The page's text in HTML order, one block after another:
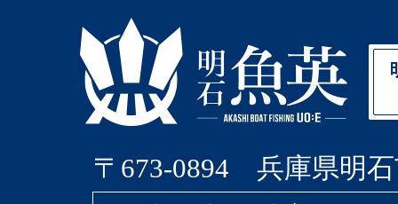
〒673-0894 兵庫県明石